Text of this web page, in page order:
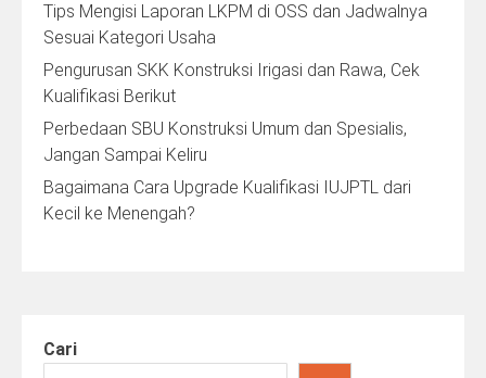
Tips Mengisi Laporan LKPM di OSS dan Jadwalnya
Sesuai Kategori Usaha
Pengurusan SKK Konstruksi Irigasi dan Rawa, Cek
Kualifikasi Berikut
Perbedaan SBU Konstruksi Umum dan Spesialis,
Jangan Sampai Keliru
Bagaimana Cara Upgrade Kualifikasi IUJPTL dari
Kecil ke Menengah?
Cari